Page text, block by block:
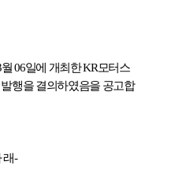
월06일에 개최한KR모터스
행을 결의하였음을 공고합
래-